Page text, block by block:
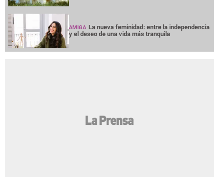
AMIGA La nueva feminidad: entre la independencia
y el deseo de una vida más tranquila